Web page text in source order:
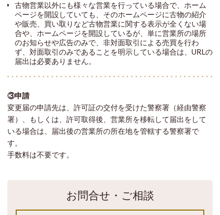
古物営業以外にも様々な営業を行っている場合で、ホーム
ページを開設していても、そのホームページに古物の紹介
や販売、買い取りなど古物営業に関する表示が全くない場
合や、ホームページを開設しているが、単に営業所の場所
のお知らせや広告のみで、非対面取引による売買を行わ
ず、対面取引のみであることを明示している場合は、URLの
届出は必要ありません。
③申請
変更届の申請先は、許可証の交付を受けた警察署（経由警察
署）、もしくは、許可取得後、営業所を移転して届出をして
いる場合は、届出後の営業所の所在地を管轄する警察署で
す。
手数料は不要です。
お問合せ・ご相談